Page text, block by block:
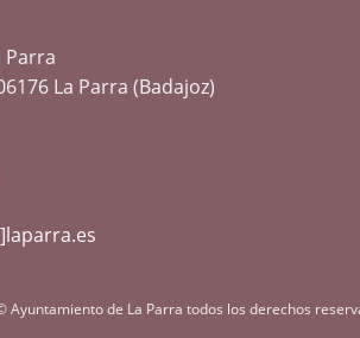
Parra
La Parra (Badajoz)
Ayuntamiento de La Parra todos los derechos